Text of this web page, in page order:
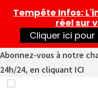
Abonnez-vous à notre
24h/24, en cliquant ICI
Tempête Infos:
réel sur
Cliquer ici